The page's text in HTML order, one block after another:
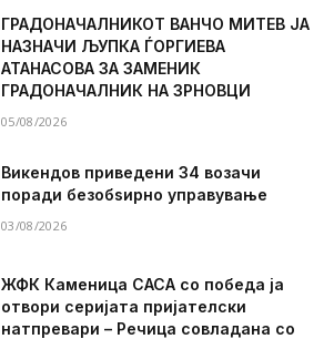
ГРАДОНАЧАЛНИКОТ ВАНЧО МИТЕВ ЈА
НАЗНАЧИ ЉУПКА ЃОРГИЕВА
АТАНАСОВА ЗА ЗАМЕНИК
ГРАДОНАЧАЛНИК НА ЗРНОВЦИ
05/08/2026
Викендов приведени 34 возачи
поради безобѕирно управување
03/08/2026
ЖФК Каменица САСА со победа ја
отвори серијата пријателски
натпревари – Речица совладана со